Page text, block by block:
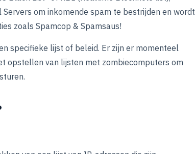
om inkomende spam te bestrijden en wordt
zoals Spamcop & Spamsaus!
specifieke lijst of beleid. Er zijn er momenteel
opstellen van lijsten met zombiecomputers om